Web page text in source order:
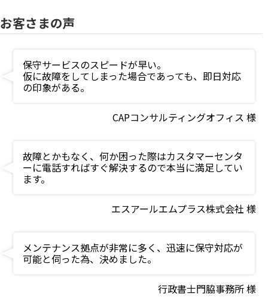
お客さまの声
保守サービスのスピードが早い。
仮に故障をしてしまった場合であっても、即日対応
の印象がある。
CAPコンサルティングオフィス 様
故障とかもなく、何か困った際はカスタマーセンタ
ーに電話すればすぐ解決するので本当に満足してい
ます。
エスアールエムプラス株式会社 様
メンテナンス拠点が非常に多く、迅速に保守対応が
可能と伺った為、決めました。
行政書士門脇事務所 様